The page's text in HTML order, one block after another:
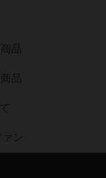
品
品
ン